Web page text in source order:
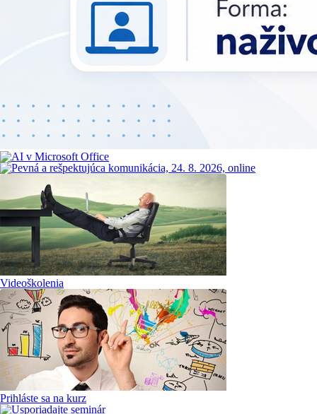
Videoškolenia
Prihláste sa na kurz